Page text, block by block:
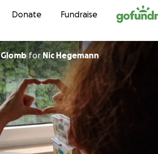
Skip to content
Donate Fundraise
Franziska GlombforNic Hegemann